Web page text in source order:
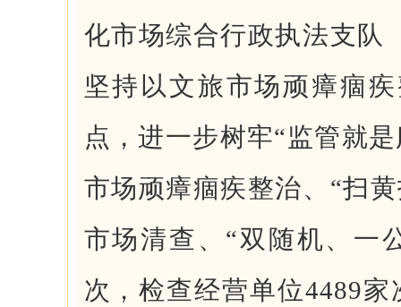
化市场综合行政执法支队
坚持以文旅市场顽瘴痼
点，进一步树牢“监管就
市场顽瘴痼疾整治、“扫
市场清查、“双随机、一
次，检查经营单位4489